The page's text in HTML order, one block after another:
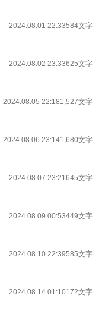
2024.08.01 22:33584文字
2024.08.02 23:33625文字
2024.08.05 22:181,527文字
2024.08.06 23:141,680文字
2024.08.07 23:21645文字
2024.08.09 00:53449文字
2024.08.10 22:39585文字
2024.08.14 01:10172文字